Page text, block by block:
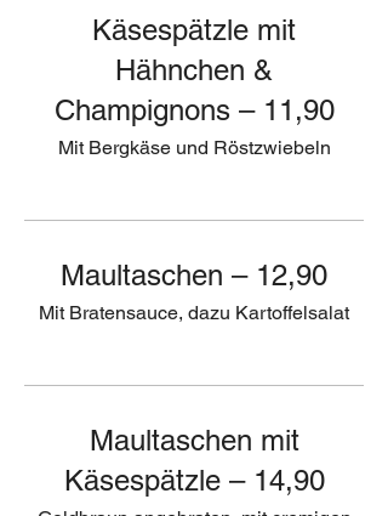
Käsespätzle mit
Hähnchen &
Champignons – 11,90
Mit Bergkäse und Röstzwiebeln
Maultaschen – 12,90
Mit Bratensauce, dazu Kartoffelsalat
Maultaschen mit
Käsespätzle – 14,90